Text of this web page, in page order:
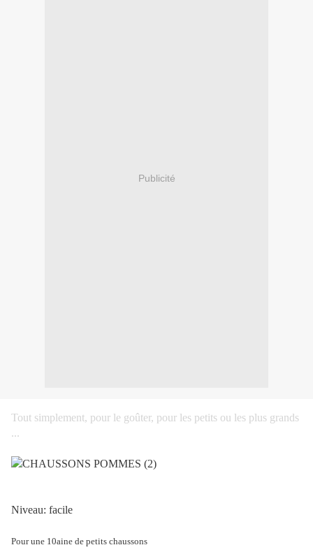
Publicité
Tout simplement, pour le goûter, pour les petits ou les plus grands
...
Niveau: facile
Pour une 10aine de petits chaussons